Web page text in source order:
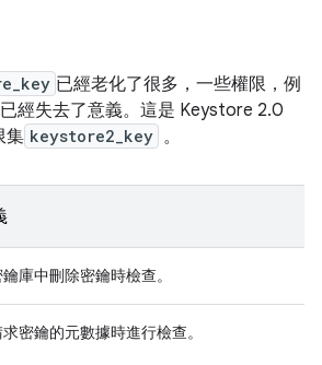
已經老化了很多，一些權限，例
已經失去了意義。這是 Keystore 2.0
集 keystore2_key 。
庫中刪除密鑰時檢查。
密鑰的元數據時進行檢查。